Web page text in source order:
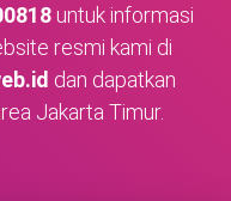
untuk informasi
resmi kami di
dan dapatkan
Jakarta Timur.